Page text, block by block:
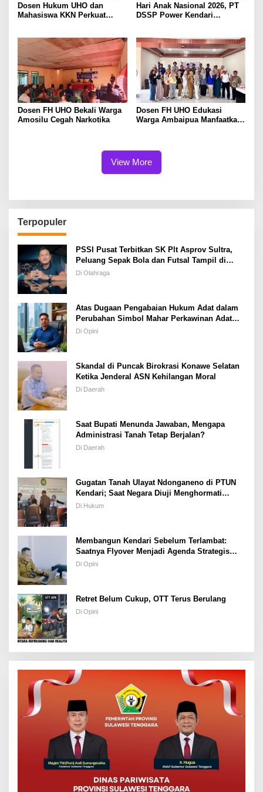
Dosen Hukum UHO dan
Mahasiswa KKN Perkuat
Hari Anak Nasional 2026, PT
DSSP Power Kendari
Dosen FH UHO Bekali Warga
Amosilu Cegah Narkotika
Dosen FH UHO Edukasi
Warga Ambaipua Manfaatkan
View More
Terpopuler
PSSI Pusat Terbitkan SK Plt Asprov Sultra,
Peluang Sepak Bola dan Futsal Tampil di
Porprov Tetap Terbuka
Di Olahraga
Atas Dugaan Pengabaian Hukum Adat dalam
Perubahan Simbol Mahar Perkawinan Adat
Masyarakat Pulau Wawonii
Di Opini
Skandal di Puncak Birokrasi Konawe Selatan
Ketika Jenderal ASN Kehilangan Moral
Di Daerah
Saat Bupati Menunda Jawaban, Mengapa
Administrasi Tanah Tetap Berjalan?
Di Daerah
Gugatan Tanah Ulayat Ndonganeno di PTUN
Kendari; Saat Negara Diuji Menghormati
Hukum atau Kekuasaan
Di Hukum
Membangun Kendari Sebelum Terlambat:
Saatnya Flyover Menjadi Agenda Strategis
Kota
Di Opini
Retret Belum Cukup, OTT Terus Berulang
Di Opini